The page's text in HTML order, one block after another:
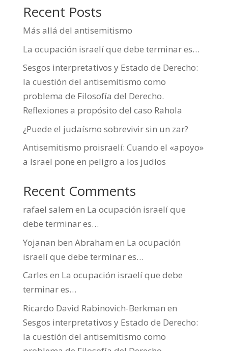
Recent Posts
Más allá del antisemitismo
La ocupación israelí que debe terminar es…
Sesgos interpretativos y Estado de Derecho:
la cuestión del antisemitismo como
problema de Filosofía del Derecho.
Reflexiones a propósito del caso Rahola
¿Puede el judaísmo sobrevivir sin un zar?
Antisemitismo proisraelí: Cuando el «apoyo»
a Israel pone en peligro a los judíos
Recent Comments
rafael salem en La ocupación israelí que
debe terminar es…
Yojanan ben Abraham en La ocupación
israelí que debe terminar es…
Carles en La ocupación israelí que debe
terminar es…
Ricardo David Rabinovich-Berkman en
Sesgos interpretativos y Estado de Derecho:
la cuestión del antisemitismo como